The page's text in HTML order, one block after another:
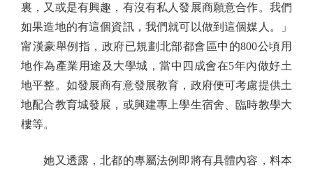
裏，又或是有興趣，有沒有私人發展商願意合作。我們
如果造地的有這個資訊，我們就可以做到這個媒人。」
甯漢豪舉例指，政府已規劃北部都會區中的800公頃用
地作為產業用途及大學城，當中四成會在5年內做好土
地平整。如發展商有意發展教育，政府便可考慮提供土
地配合教育城發展，或興建專上學生宿舍、臨時教學大
樓等。
她又透露，北都的專屬法例即將有具體內容，料本